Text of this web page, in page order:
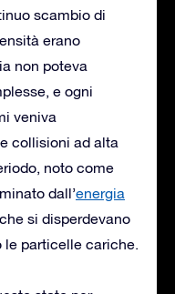
scambio di
erano
non poteva
e ogni
veniva
collisioni ad alta
noto come
dall’energia
si disperdevano
le particelle cariche.